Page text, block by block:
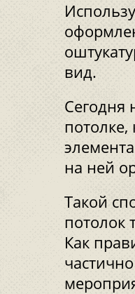
вид.
Сегодня
потолке,
на ней
Такой
потолок
Как